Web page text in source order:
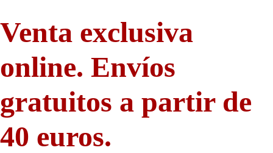
Venta exclusiva
online. Envíos
gratuitos a partir de
40 euros.